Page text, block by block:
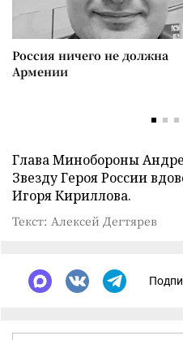
Россия ничего не должна
Армении
Глава Минобороны
Звезду Героя России
Игоря Кириллова.
Текст: Алексей Дегтярев